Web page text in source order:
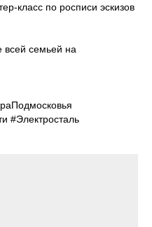
класс по росписи эскизов
всей семьей на
#Электросталь